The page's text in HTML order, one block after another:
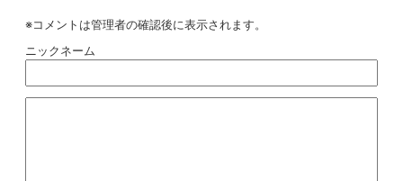
※コメントは管理者の確認後に表示されます。
ニックネーム